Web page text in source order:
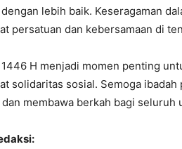
dengan lebih baik. Keseragaman
persatuan dan kebersamaan di
1446 H menjadi momen penting
solidaritas sosial. Semoga
membawa berkah bagi seluruh